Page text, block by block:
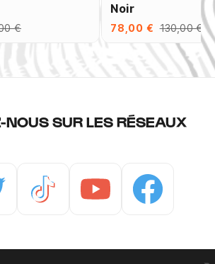
€
Noir
78,00 € 130,00 €
NOUS SUR LES RÉSEAUX